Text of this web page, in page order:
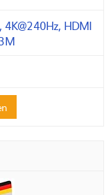
4K@240Hz, HDMI